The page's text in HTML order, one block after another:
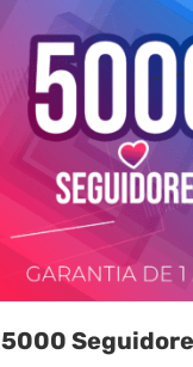
5000